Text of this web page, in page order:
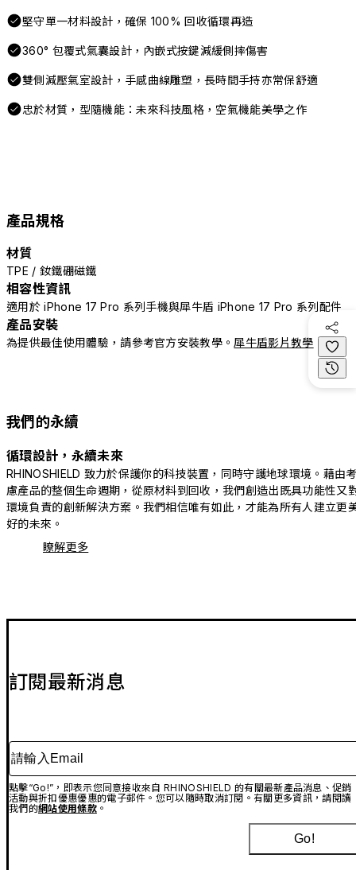
堅守單一材料設計，確保 100% 回收循環再造
360° 包覆式氣囊設計，內嵌式按鍵減緩側摔傷害
雙側減壓氣室設計，手感曲線雕塑，長時間手持亦常保舒適
忠於材質，型隨機能：未來科技風格，空氣機能美學之作
產品規格
材質
TPE / 釹鐵硼磁鐵
相容性資訊
適用於 iPhone 17 Pro 系列手機與犀牛盾 iPhone 17 Pro 系列配件
產品安裝
為提供最佳使用體驗，請參考官方安裝教學。 犀牛盾影片教學
我們的永續
循環設計，永續未來
RHINOSHIELD 致力於保護你的科技裝置，同時守護地球環境。藉由
慮產品的整個生命週期，從原材料到回收，我們創造出既具功能性又
環境負責的創新解決方案。我們相信唯有如此，才能為所有人建立更
好的未來。
瞭解更多
訂閱最新消息
請輸入Email
點擊“Go!”，即表示您同意接收來自 RHINOSHIELD 的有關最新產品消息、促銷
活動與折扣優惠優惠的電子郵件。您可以隨時取消訂閱。有關更多資訊，請閱讀
我們的網站使用條款。
Go!